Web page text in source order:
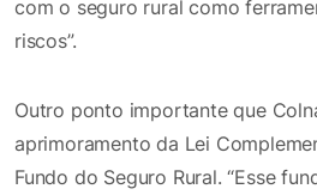
com o seguro rural como
riscos”.
Outro ponto importante que
aprimoramento da Lei
Fundo do Seguro Rural. “Esse